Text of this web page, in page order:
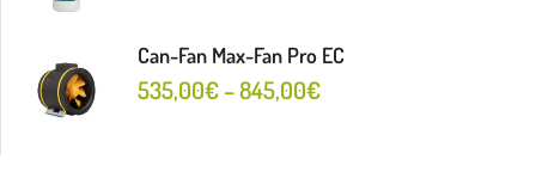
Can-Fan Max-Fan Pro EC
535,00€–845,00€